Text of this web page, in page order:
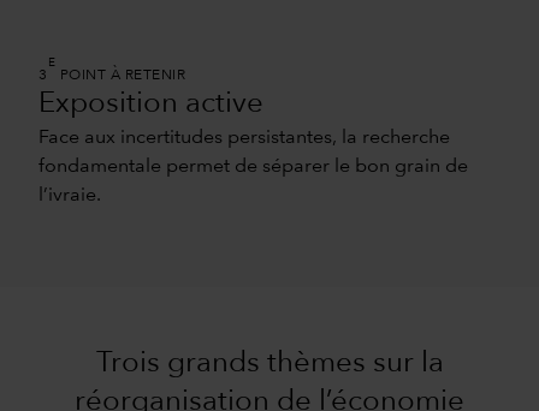
3
E
POINT À RETENIR
Exposition active
Face aux incertitudes persistantes, la recherche
fondamentale permet de séparer le bon grain de
l’ivraie.
Trois grands thèmes sur la
réorganisation de l’économie